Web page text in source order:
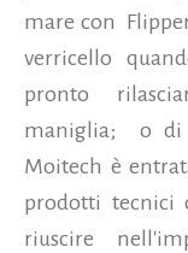
mare con
verricello
pronto
maniglia; o di
Moitech è
prodotti tecnici
riuscire